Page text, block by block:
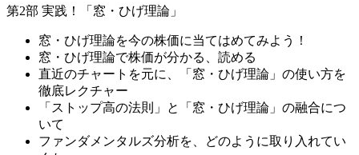
第2部 実践！「窓・ひげ理論」
窓・ひげ理論を今の株価に当てはめてみよう！
窓・ひげ理論で株価が分かる、読める
直近のチャートを元に、「窓・ひげ理論」の使い方を
徹底レクチャー
「ストップ高の法則」と「窓・ひげ理論」の融合につ
いて
ファンダメンタルズ分析を、どのように取り入れてい